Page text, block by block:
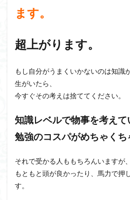
ます。
超上がります。
もし自分がうまくいかないのは知識
生がいたら、
今すぐその考えは捨ててください。
知識レベルで物事を考えて
勉強のコスパがめちゃくち
それで受かる人ももちろんいますが、
もともと頭が良かったり、馬力で押
す。